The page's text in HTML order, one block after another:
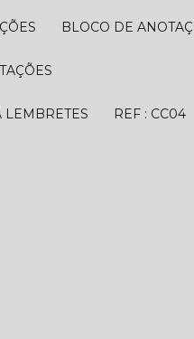
BLOCO DE
LEMBRETES REF : CC04